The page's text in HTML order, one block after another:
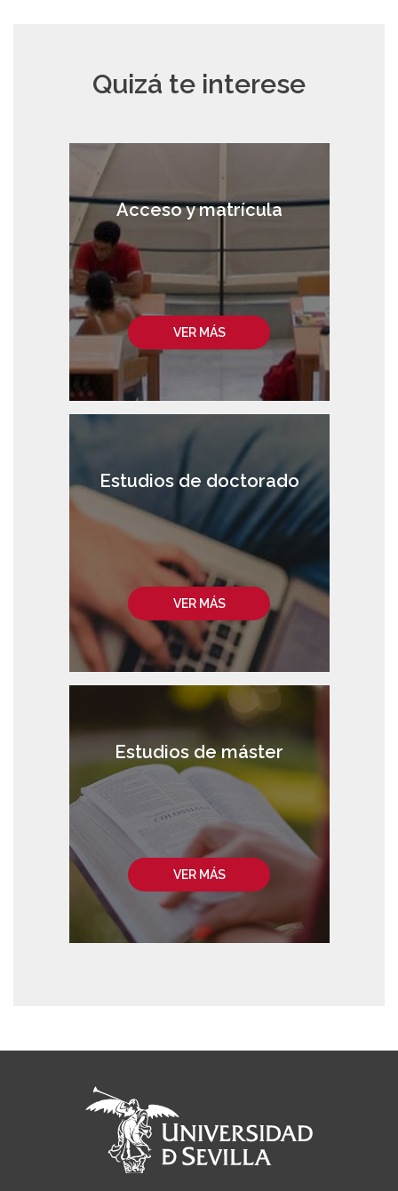
Quizá te interese
VER MÁS
Acceso y matrícula
VER MÁS
Estudios de doctorado
VER MÁS
Estudios de máster